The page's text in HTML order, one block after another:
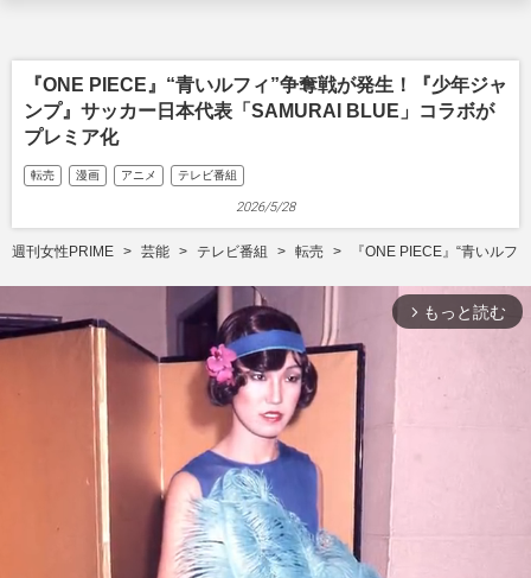
『ONE PIECE』“青いルフィ”争奪戦が発生！『少年ジャ
ンプ』サッカー日本代表「SAMURAI BLUE」コラボが
プレミア化
転売 漫画 アニメ テレビ番組
2026/5/28
週刊女性PRIME 芸能 テレビ番組 転売 『ONE PIECE』“青いル
arrow_forward_ios もっと読む